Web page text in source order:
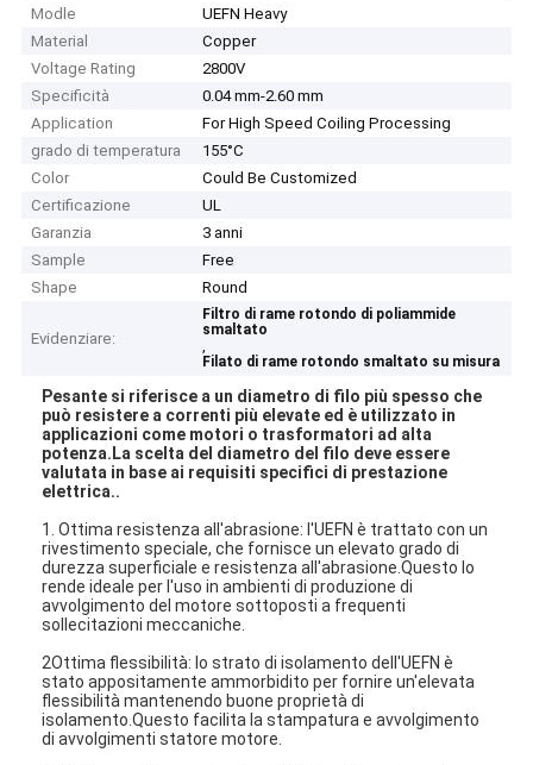
Modle
UEFN Heavy
Material
Copper
Voltage Rating
2800V
Specificità
0.04 mm-2.60 mm
Application
For High Speed Coiling Processing
grado di temperatura
155°C
Color
Could Be Customized
Certificazione
UL
Garanzia
3 anni
Sample
Free
Shape
Round
Evidenziare:
Filtro di rame rotondo di poliammide
smaltato
,
Filato di rame rotondo smaltato su misura
Pesante si riferisce a un diametro di filo più spesso che
può resistere a correnti più elevate ed è utilizzato in
applicazioni come motori o trasformatori ad alta
potenza.La scelta del diametro del filo deve essere
valutata in base ai requisiti specifici di prestazione
elettrica..
1. Ottima resistenza all'abrasione: l'UEFN è trattato con un
rivestimento speciale, che fornisce un elevato grado di
durezza superficiale e resistenza all'abrasione.Questo lo
rende ideale per l'uso in ambienti di produzione di
avvolgimento del motore sottoposti a frequenti
sollecitazioni meccaniche.
2Ottima flessibilità: lo strato di isolamento dell'UEFN è
stato appositamente ammorbidito per fornire un'elevata
flessibilità mantenendo buone proprietà di
isolamento.Questo facilita la stampatura e avvolgimento
di avvolgimenti statore motore.